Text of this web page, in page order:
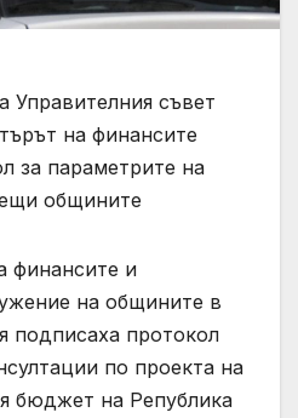
финансите и
на общините в
подписаха протокол
по проекта на
бюджет на Република